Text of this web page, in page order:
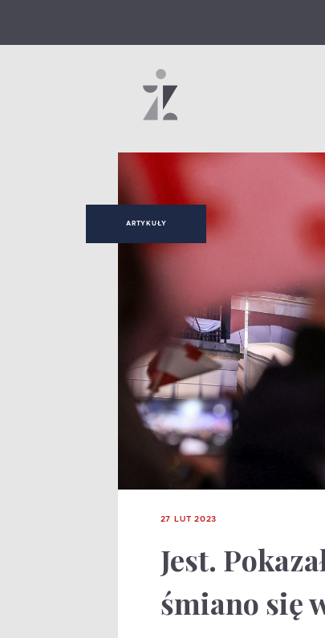
ARTYKUŁY
27 LUT 2023
Jest.
śmiano się